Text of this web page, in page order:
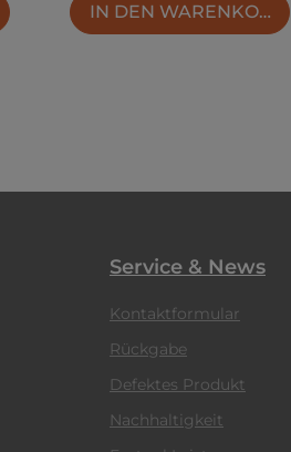
IN DEN WARENKORB
Service & News
Kontaktformular
Rückgabe
Defektes Produkt
Nachhaltigkeit